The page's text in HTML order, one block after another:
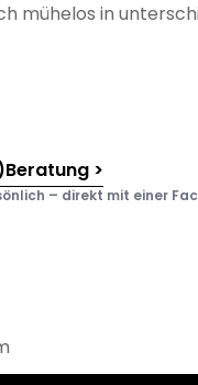
mühelos in
>
– direkt mit einer